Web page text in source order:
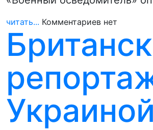
читать... Комментариев нет
Украиной